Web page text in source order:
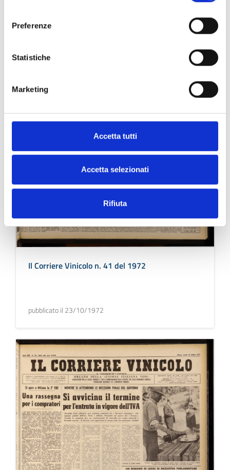
Preferenze
Statistiche
Marketing
Accetta tutti
Accetta selezionati
Rifiuta
Il Corriere Vinicolo n. 41 del 1972
pubblicato il 23/10/1972